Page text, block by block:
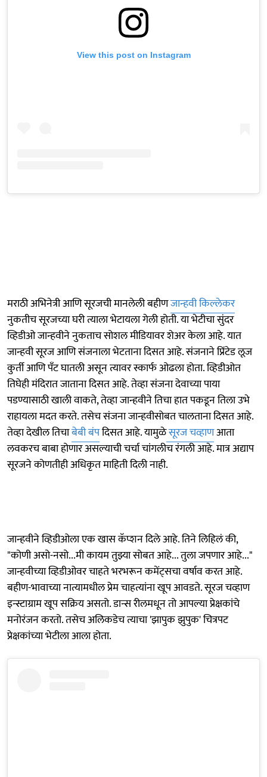
View this post on Instagram
मराठी अभिनेत्री आणि सूरजची मानलेली बहीणजान्हवी किल्लेकर
नुकतीच सूरजच्या घरी त्याला भेटायला गेली होती. या भेटीचा सुंदर
व्हिडीओ जान्हवीने नुकताच सोशल मीडियावर शेअर केला आहे. यात
जान्हवी सूरज आणि संजनाला भेटताना दिसत आहे. संजनाने प्रिंटेड लूज
कुर्ती आणि पँट घातली असून त्यावर स्कार्फ ओढला होता. व्हिडीओत
तिघेही मंदिरात जाताना दिसत आहे. तेव्हा संजना देवाच्या पाया
पडण्यासाठी खाली वाकते, तेव्हा जान्हवीने तिचा हात पकडून तिला उभे
राहायला मदत करते. तसेच संजना जान्हवीसोबत चालताना दिसत आहे.
तेव्हा देखील तिचाबेबी बंपदिसत आहे. यामुळेसूरज चव्हाणआता
लवकरच बाबा होणार असल्याची चर्चा चांगलीच रंगली आहे. मात्र अद्याप
सूरजने कोणतीही अधिकृत माहिती दिली नाही.
जान्हवीने व्हिडीओला एक खास कॅप्शन दिले आहे. तिने लिहिलं की,
"कोणी असो-नसो...मी कायम तुझ्या सोबत आहे... तुला जपणार आहे..."
जान्हवीच्या व्हिडीओवर चाहते भरभरून कमेंट्सचा वर्षाव करत आहे.
बहीण-भावाच्या नात्यामधील प्रेम चाहत्यांना खूप आवडते. सूरज चव्हाण
इन्स्टाग्राम खूप सक्रिय असतो. डान्स रीलमधून तो आपल्या प्रेक्षकांचे
मनोरंजन करतो. तसेच अलिकडेच त्याचा 'झापुक झुपुक' चित्रपट
प्रेक्षकांच्या भेटीला आला होता.